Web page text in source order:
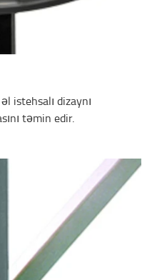
istehsalı dizaynı
təmin edir.